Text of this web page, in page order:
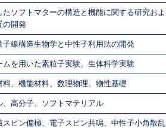
ソフトマターの構造と機能に関する研究およ
の開発
線構造生物学と中性子利用法の開発
ムを用いた素粒子実験、生体科学実験
、機能材料、数理物理、物性基礎
高分子、ソフトマテリアル
ピン偏極、電子スピン共鳴、中性子小角散乱